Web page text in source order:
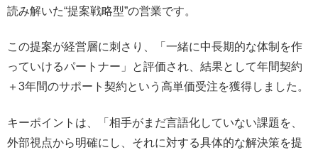
読み解いた“提案戦略型”の営業です。
この提案が経営層に刺さり、「一緒に中長期的な体制を作
っていけるパートナー」と評価され、結果として年間契約
＋3年間のサポート契約という高単価受注を獲得しました。
キーポイントは、「相手がまだ言語化していない課題を、
外部視点から明確にし、それに対する具体的な解決策を提